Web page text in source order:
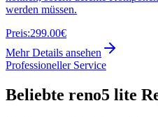
werden müssen.
Preis:299.00€
Mehr Details ansehen
Professioneller Service
Beliebte reno5 lite